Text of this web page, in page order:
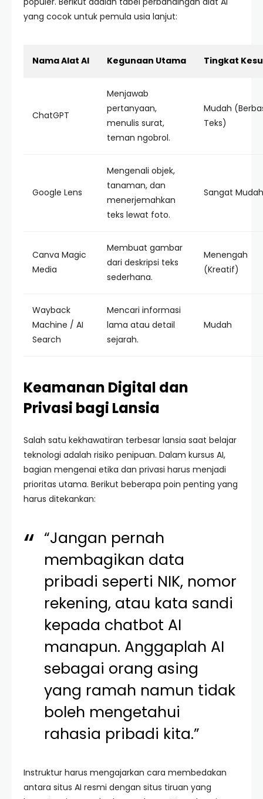
yang cocok untuk pemula usia lanjut:
Nama Alat AI Kegunaan Utama Tingkat
ChatGPT
Menjawab
pertanyaan,
menulis surat,
teman ngobrol.
Mudah
Teks)
Google Lens
Mengenali objek,
tanaman, dan
menerjemahkan
teks lewat foto.
Sangat Mudah
Canva Magic
Media
Membuat gambar
dari deskripsi teks
sederhana.
Menengah
(Kreatif)
Wayback
Machine / AI
Search
Mencari informasi
lama atau detail
sejarah.
Mudah
Keamanan Digital dan
Privasi bagi Lansia
Salah satu kekhawatiran terbesar lansia saat belajar
teknologi adalah risiko penipuan. Dalam kursus AI,
bagian mengenai etika dan privasi harus menjadi
prioritas utama. Berikut beberapa poin penting yang
harus ditekankan:
“Jangan pernah
membagikan data
pribadi seperti NIK, nomor
rekening, atau kata sandi
kepada chatbot AI
manapun. Anggaplah AI
sebagai orang asing
yang ramah namun tidak
boleh mengetahui
rahasia pribadi kita.”
Instruktur harus mengajarkan cara membedakan
antara situs AI resmi dengan situs tiruan yang